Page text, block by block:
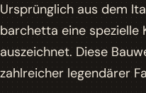
Ursprünglich aus dem
barchetta eine spezielle
auszeichnet. Diese
zahlreicher legendärer